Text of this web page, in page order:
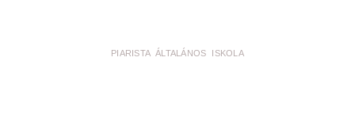
PIARISTA ÁLTALÁNOS ISKOLA